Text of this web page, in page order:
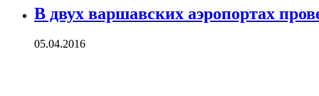
В двух варшавских аэропортах
05.04.2016